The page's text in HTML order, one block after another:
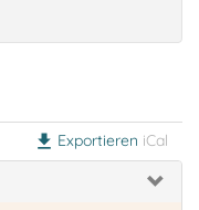
download Exportieren iCal